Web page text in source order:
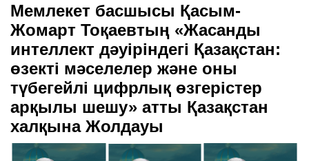
Мемлекет басшысы Қасым-
Жомарт Тоқаевтың «Жасанды
интеллект дәуіріндегі Қазақстан:
өзекті мәселелер және оны
түбегейлі цифрлық өзгерістер
арқылы шешу» атты Қазақстан
халқына Жолдауы